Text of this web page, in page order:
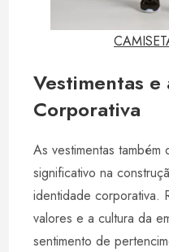
Vestimentas
Corporativa
As vestimentas também
significativo na
identidade corporativa.
valores e a cultura da
sentimento de